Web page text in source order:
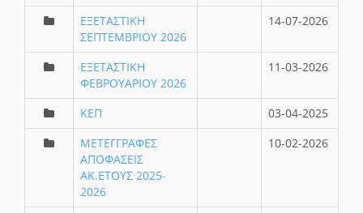
ΕΞΕΤΑΣΤΙΚΗ
ΣΕΠΤΕΜΒΡΙΟΥ 2026
14-07-2026
ΕΞΕΤΑΣΤΙΚΗ
ΦΕΒΡΟΥΑΡΙΟΥ 2026
11-03-2026
ΚΕΠ
03-04-2025
ΜΕΤΕΓΓΡΑΦΕΣ
ΑΠΟΦΑΣΕΙΣ
ΑΚ.ΕΤΟΥΣ 2025-
2026
10-02-2026